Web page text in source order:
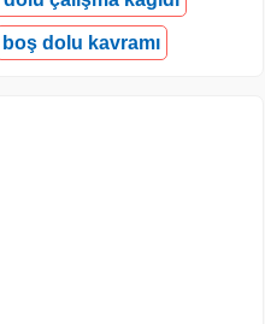
boş dolu kavramı